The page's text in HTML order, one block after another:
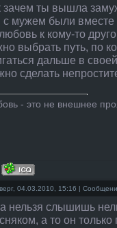
зачем ты вышла
мужем были вместе
к кому-то
выбрать путь, по
дальше в
сделать
- это не внешнее
04.03.2010, 15:16 |
нельзя слышишь
а то он только